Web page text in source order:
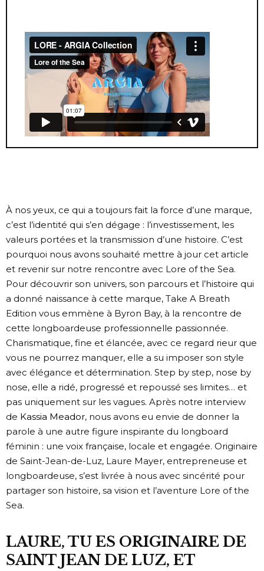
À nos yeux, ce qui a toujours fait la force d’une marque,
c’est l’identité qui s’en dégage : l’investissement, les
valeurs portées et la transmission d’une histoire. C’est
pourquoi nous avons souhaité mettre à jour cet article
et revenir sur notre rencontre avec Lore of the Sea.
Pour découvrir son univers, son parcours et l’histoire qui
a donné naissance à cette marque, Take A Breath
Edition vous emmène à Byron Bay, à la rencontre de
cette longboardeuse professionnelle passionnée.
Charismatique, fine et élancée, avec ce regard rieur que
vous ne pourrez manquer, elle a su imposer son style
avec élégance et détermination. Step by step, nose by
nose, elle a ridé, progressé et repoussé ses limites… et
pas uniquement sur les vagues. Après notre interview
de Kassia Meador, nous avons eu envie de donner la
parole à une autre figure inspirante du longboard
féminin : une voix française, locale et engagée. Originaire
de Saint-Jean-de-Luz, Laure Mayer, entrepreneuse et
longboardeuse, s’est livrée à nous avec sincérité pour
partager son histoire, sa vision et l’aventure Lore of the
Sea.
LAURE, TU ES ORIGINAIRE DE
SAINT JEAN DE LUZ, ET